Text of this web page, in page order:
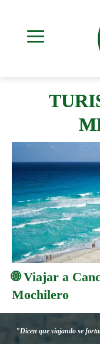
🌐 Viajar a
Mochilero
"Dicen que viajando se